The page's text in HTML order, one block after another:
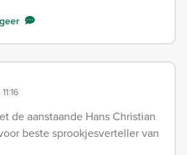
de aanstaande Hans Christian
beste sprookjesverteller van